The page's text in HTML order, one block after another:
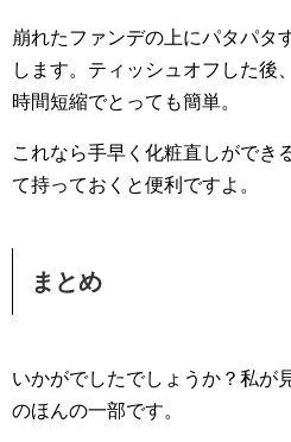
崩れたファンデの上にパタパタ
します。ティッシュオフした後
時間短縮でとっても簡単。
これなら手早く化粧直しができ
て持っておくと便利ですよ。
まとめ
いかがでしたでしょうか？私が
のほんの一部です。